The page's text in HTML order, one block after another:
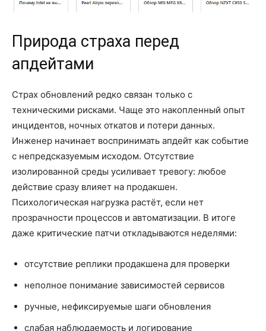
Природа страха перед
апдейтами
Страх обновлений редко связан только с
техническими рисками. Чаще это накопленный опыт
инцидентов, ночных откатов и потери данных.
Инженер начинает воспринимать апдейт как событие
с непредсказуемым исходом. Отсутствие
изолированной среды усиливает тревогу: любое
действие сразу влияет на продакшен.
Психологическая нагрузка растёт, если нет
прозрачности процессов и автоматизации. В итоге
даже критические патчи откладываются неделями:
отсутствие реплики продакшена для проверки
неполное понимание зависимостей сервисов
ручные, нефиксируемые шаги обновления
слабая наблюдаемость и логирование